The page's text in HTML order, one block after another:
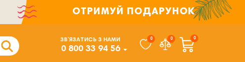
ОТРИМУЙ ПОДАРУНОК
ЗВ’ЯЗАТИСЬ З НАМИ
0 800 33 94 56
0 0 0